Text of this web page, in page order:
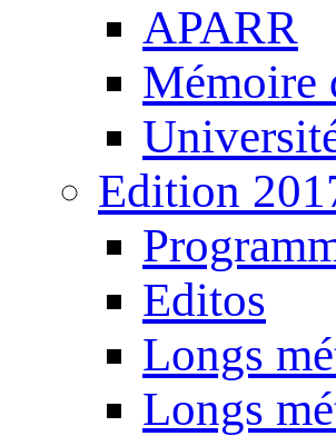
APARR
Mémoire
Edition
Editos
Longs
Longs